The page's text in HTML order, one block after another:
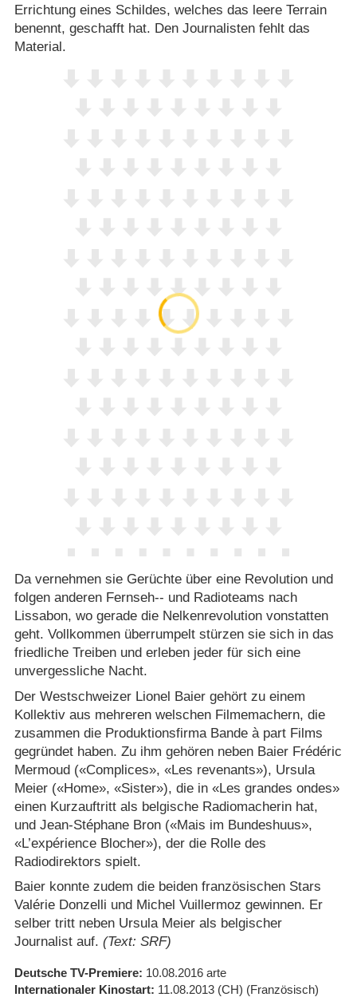
Errichtung eines Schildes, welches das leere Terrain
benennt, geschafft hat. Den Journalisten fehlt das
Material.
Da vernehmen sie Gerüchte über eine Revolution und
folgen anderen Fernseh-- und Radioteams nach
Lissabon, wo gerade die Nelkenrevolution vonstatten
geht. Vollkommen überrumpelt stürzen sie sich in das
friedliche Treiben und erleben jeder für sich eine
unvergessliche Nacht.
Der Westschweizer Lionel Baier gehört zu einem
Kollektiv aus mehreren welschen Filmemachern, die
zusammen die Produktionsfirma Bande à part Films
gegründet haben. Zu ihm gehören neben Baier Frédéric
Mermoud («Complices», «Les revenants»), Ursula
Meier («Home», «Sister»), die in «Les grandes ondes»
einen Kurzauftritt als belgische Radiomacherin hat,
und Jean-Stéphane Bron («Mais im Bundeshuus»,
«L’expérience Blocher»), der die Rolle des
Radiodirektors spielt.
Baier konnte zudem die beiden französischen Stars
Valérie Donzelli und Michel Vuillermoz gewinnen. Er
selber tritt neben Ursula Meier als belgischer
Journalist auf. (Text: SRF)
Deutsche TV-Premiere 10.08.2016 arte
Internationaler Kinostart 11.08.2013 (CH) (Französisch)